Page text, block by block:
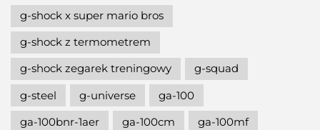
g-shock x super mario bros
g-shock z termometrem
g-shock zegarek treningowy
g-squad
g-steel
g-universe
ga-100
ga-100bnr-1aer
ga-100cm ga-100mf